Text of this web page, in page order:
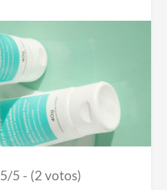
5/5 - (2 votos)